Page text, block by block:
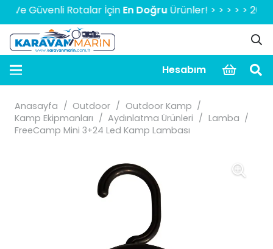
Güvenli Rotalar İçinEn DoğruÜrünler! > > > > > 2000 TL
Hesabım
Anasayfa / Outdoor / Outdoor Kamp /
Kamp Ekipmanları / Aydınlatma Ürünleri / Lamba /
FreeCamp Mini 3+24 Led Kamp Lambası